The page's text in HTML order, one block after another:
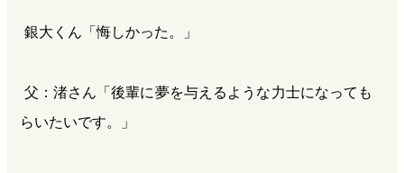
銀大くん「悔しかった。」
父：渚さん「後輩に夢を与えるような力士になっても
らいたいです。」